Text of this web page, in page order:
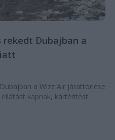
rekedt Dubajban a
a Wizz Air járattörlése
kapnak, kártérítést